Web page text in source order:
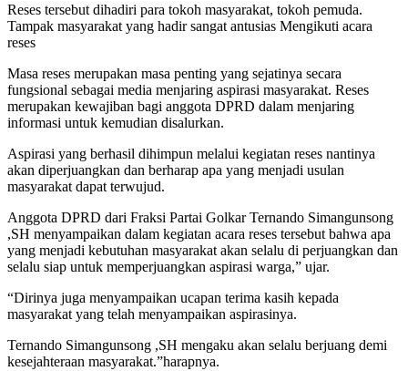
Reses tersebut dihadiri para tokoh masyarakat, tokoh pemuda.
Tampak masyarakat yang hadir sangat antusias Mengikuti acara
reses
Masa reses merupakan masa penting yang sejatinya secara
fungsional sebagai media menjaring aspirasi masyarakat. Reses
merupakan kewajiban bagi anggota DPRD dalam menjaring
informasi untuk kemudian disalurkan.
Aspirasi yang berhasil dihimpun melalui kegiatan reses nantinya
akan diperjuangkan dan berharap apa yang menjadi usulan
masyarakat dapat terwujud.
Anggota DPRD dari Fraksi Partai Golkar Ternando Simangunsong
,SH menyampaikan dalam kegiatan acara reses tersebut bahwa apa
yang menjadi kebutuhan masyarakat akan selalu di perjuangkan dan
selalu siap untuk memperjuangkan aspirasi warga,” ujar.
“Dirinya juga menyampaikan ucapan terima kasih kepada
masyarakat yang telah menyampaikan aspirasinya.
Ternando Simangunsong ,SH mengaku akan selalu berjuang demi
kesejahteraan masyarakat.”harapnya.